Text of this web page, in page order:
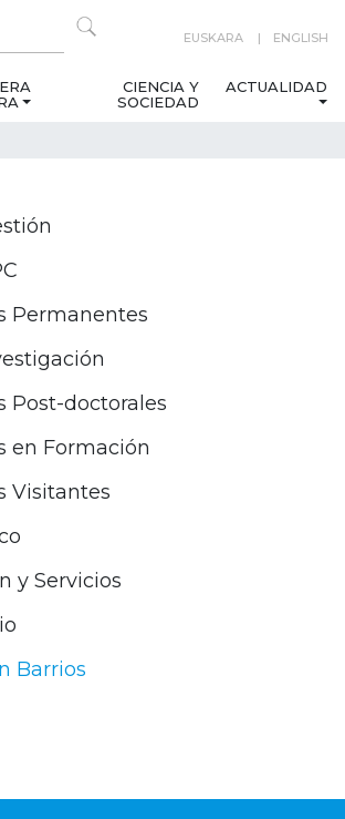
EUSKARA ENGLISH
CIENCIA Y
SOCIEDAD
ACTUALIDAD
Permanentes
Post-doctorales
en Formación
Visitantes
y Servicios
Barrios